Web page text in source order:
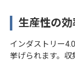
生産性の
インダストリー
挙げられます。